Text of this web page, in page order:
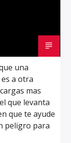
una
a otra
mas
que levanta
que te ayude
peligro para